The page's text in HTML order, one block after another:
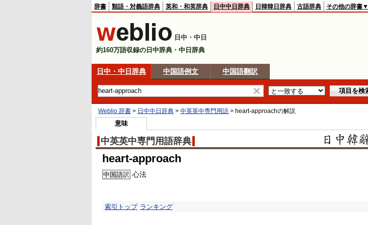
辞書 類語・対義語辞典 英和・和英辞典 日中中日辞典 日韓韓日辞典 古語辞典 その他の辞書▼
日中・中日
約160万語収録の日中辞典・中日辞典
日中・中日辞典 中国語例文 中国語翻訳
Weblio 辞書 > 日中中日辞典 > 中英英中専門用語 > heart-approachの解説
意味
中英英中専門用語辞典
heart-approach
中国語訳 心法
索引トップ ランキング